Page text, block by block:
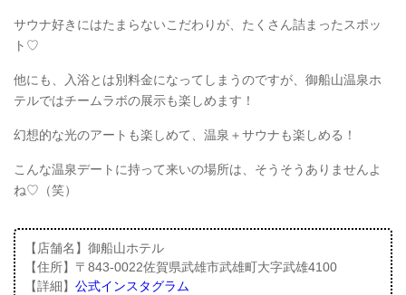
サウナ好きにはたまらないこだわりが、たくさん詰まったスポッ
ト♡
他にも、入浴とは別料金になってしまうのですが、御船山温泉ホ
テルではチームラボの展示も楽しめます！
幻想的な光のアートも楽しめて、温泉＋サウナも楽しめる！
こんな温泉デートに持って来いの場所は、そうそうありませんよ
ね♡（笑）
【店舗名】御船山ホテル
【住所】〒843-0022佐賀県武雄市武雄町大字武雄4100
【詳細】 公式インスタグラム